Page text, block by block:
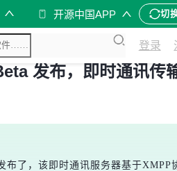
开源中国APP 切
登录
发布，即时通讯传
布了，该即时通讯服务器基于XMPP